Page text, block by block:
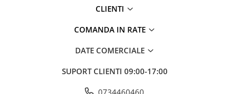
CLIENTI
COMANDA IN RATE
DATE COMERCIALE
SUPORT CLIENTI 09:00-17:00
0734460460